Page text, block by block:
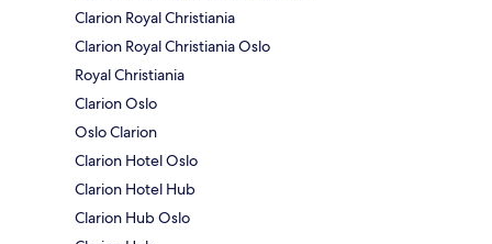
Clarion Royal Christiania
Clarion Royal Christiania Oslo
Royal Christiania
Clarion Oslo
Oslo Clarion
Clarion Hotel Oslo
Clarion Hotel Hub
Clarion Hub Oslo